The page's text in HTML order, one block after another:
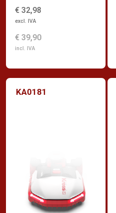
€ 32,98
excl. IVA
€ 39,90
incl. IVA
KA0181